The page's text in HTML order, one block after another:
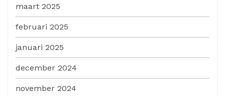
maart 2025
februari 2025
januari 2025
december 2024
november 2024